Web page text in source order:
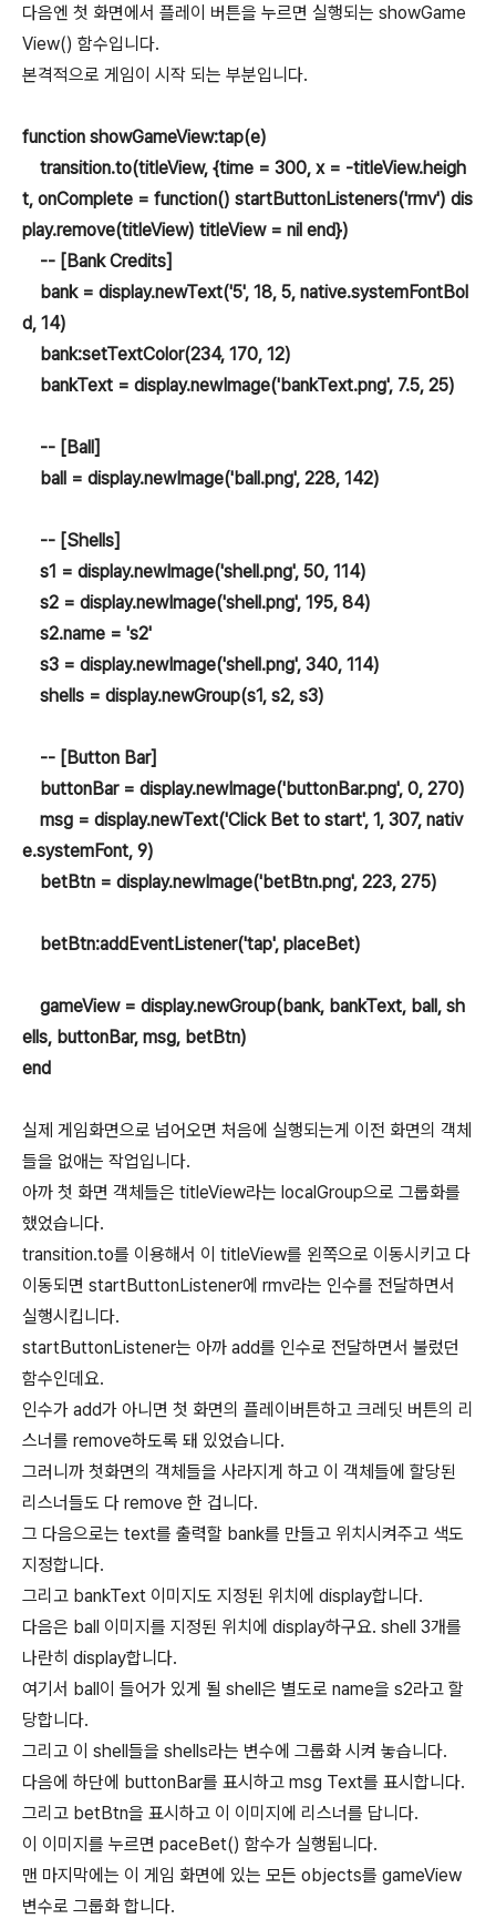
다음엔 첫 화면에서 플레이 버튼을 누르면 실행되는 showGame
View() 함수입니다.
본격적으로 게임이 시작 되는 부분입니다.
function showGameView:tap(e)
transition.to(titleView, {time = 300, x = -titleView.heigh
t, onComplete = function() startButtonListeners('rmv') dis
play.remove(titleView) titleView = nil end})
-- [Bank Credits]
bank = display.newText('5', 18, 5, native.systemFontBol
d, 14)
bank:setTextColor(234, 170, 12)
bankText = display.newImage('bankText.png', 7.5, 25)
-- [Ball]
ball = display.newImage('ball.png', 228, 142)
-- [Shells]
s1 = display.newImage('shell.png', 50, 114)
s2 = display.newImage('shell.png', 195, 84)
s2.name = 's2'
s3 = display.newImage('shell.png', 340, 114)
shells = display.newGroup(s1, s2, s3)
-- [Button Bar]
buttonBar = display.newImage('buttonBar.png', 0, 270)
msg = display.newText('Click Bet to start', 1, 307, nativ
e.systemFont, 9)
betBtn = display.newImage('betBtn.png', 223, 275)
betBtn:addEventListener('tap', placeBet)
gameView = display.newGroup(bank, bankText, ball, sh
ells, buttonBar, msg, betBtn)
end
실제 게임화면으로 넘어오면 처음에 실행되는게 이전 화면의 객체
들을 없애는 작업입니다.
아까 첫 화면 객체들은 titleView라는 localGroup으로 그룹화를
했었습니다.
transition.to를 이용해서 이 titleView를 왼쪽으로 이동시키고 다
이동되면 startButtonListener에 rmv라는 인수를 전달하면서
실행시킵니다.
startButtonListener는 아까 add를 인수로 전달하면서 불렀던
함수인데요.
인수가 add가 아니면 첫 화면의 플레이버튼하고 크레딧 버튼의 리
스너를 remove하도록 돼 있었습니다.
그러니까 첫화면의 객체들을 사라지게 하고 이 객체들에 할당된
리스너들도 다 remove 한 겁니다.
그 다음으로는 text를 출력할 bank를 만들고 위치시켜주고 색도
지정합니다.
그리고 bankText 이미지도 지정된 위치에 display합니다.
다음은 ball 이미지를 지정된 위치에 display하구요. shell 3개를
나란히 display합니다.
여기서 ball이 들어가 있게 될 shell은 별도로 name을 s2라고 할
당합니다.
그리고 이 shell들을 shells라는 변수에 그룹화 시켜 놓습니다.
다음에 하단에 buttonBar를 표시하고 msg Text를 표시합니다.
그리고 betBtn을 표시하고 이 이미지에 리스너를 답니다.
이 이미지를 누르면 paceBet() 함수가 실행됩니다.
맨 마지막에는 이 게임 화면에 있는 모든 objects를 gameView
변수로 그룹화 합니다.